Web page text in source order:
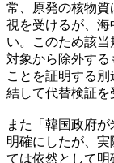
常、原発の核物
視を受けるが、
い。このため該
対象から除外す
ことを証明する
結して代替検証を
また「韓国政府
明確にしたが、
ては依然として